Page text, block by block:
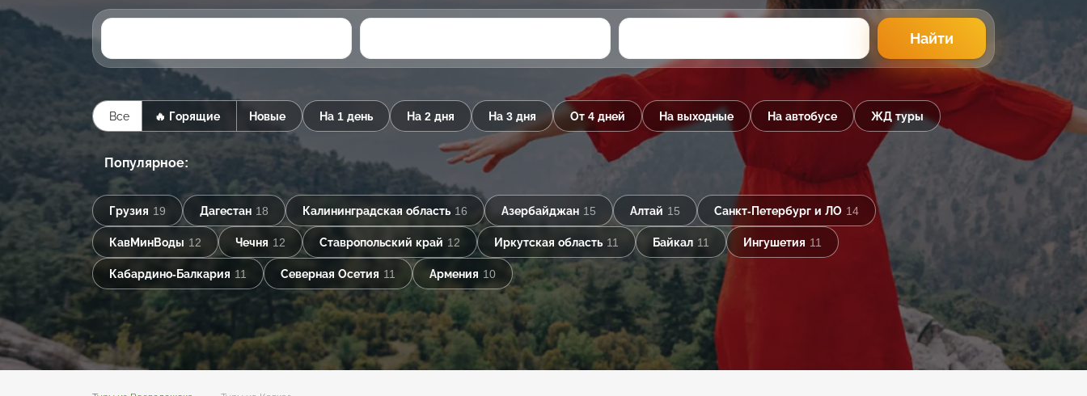
Найти
Все 🔥 Горящие Новые На 1 день На 2 дня На 3 дня От 4 дней На выходные На автобусе ЖД туры
Популярное:
Грузия 19 Дагестан 18 Калининградская область 16 Азербайджан 15 Алтай 15 Санкт-Петербург и ЛО 14
КавМинВоды 12 Чечня 12 Ставропольский край 12 Иркутская область 11 Байкал 11 Ингушетия 11
Кабардино-Балкария 11 Северная Осетия 11 Армения 10